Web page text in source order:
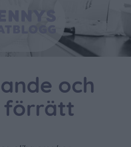
och
förrätt